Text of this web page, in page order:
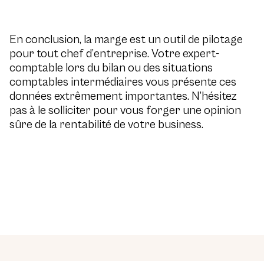
En conclusion, la marge est un outil de pilotage
pour tout chef d’entreprise. Votre expert-
comptable lors du bilan ou des situations
comptables intermédiaires vous présente ces
données extrêmement importantes. N’hésitez
pas à le solliciter pour vous forger une opinion
sûre de la rentabilité de votre business.